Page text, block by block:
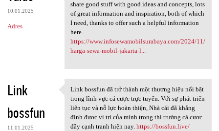
10.01.2025
Adres
share good stuff with good ideas and concepts, lots
of great information and inspiration, both of which
I need, thanks to offer such a helpful information
here.
https://www.infosewamobilsurabaya.com/2024/11/
harga-sewa-mobil-jakarta-l...
Link
bossfun
11.01.2025
Link bossfun đã trở thành một
Link bossfun đã trở thành một thương hiệu nổi bật
trong lĩnh vực cá cược trực tuyến. Với sự phát triển
liên tục và nỗ lực hoàn thiện, Nhà cái đã khẳng
định được vị trí của mình trong thị trường cá cược
đầy cạnh tranh hiện nay. https://bossfun.live/